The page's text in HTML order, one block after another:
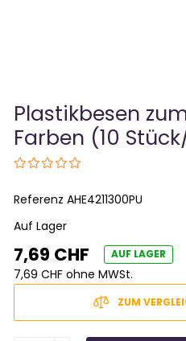
Plastikbesen
Farben (10
ReferenzAHE4211300PU
Auf Lager
7,69 CHF AUF LAGER
7,69 CHF ohne MWSt.
ZUM